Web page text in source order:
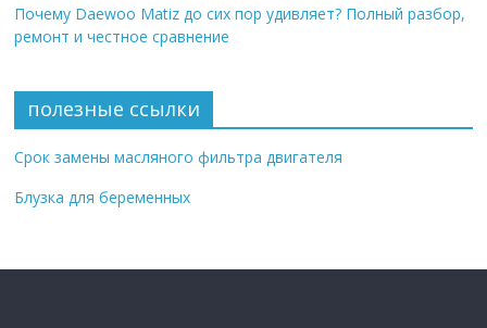
Почему Daewoo Matiz до сих пор удивляет? Полный разбор,
ремонт и честное сравнение
полезные ссылки
Срок замены масляного фильтра двигателя
Блузка для беременных